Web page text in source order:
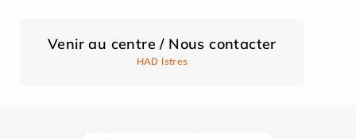
Venir au centre / Nous contacter
HAD Istres